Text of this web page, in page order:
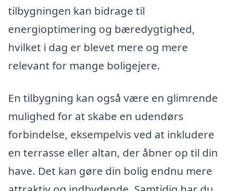
tilbygningen kan bidrage til
energioptimering og bæredygtighed,
hvilket i dag er blevet mere og mere
relevant for mange boligejere.
En tilbygning kan også være en glimrende
mulighed for at skabe en udendørs
forbindelse, eksempelvis ved at inkludere
en terrasse eller altan, der åbner op til din
have. Det kan gøre din bolig endnu mere